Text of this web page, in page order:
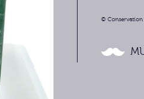
© Conservation